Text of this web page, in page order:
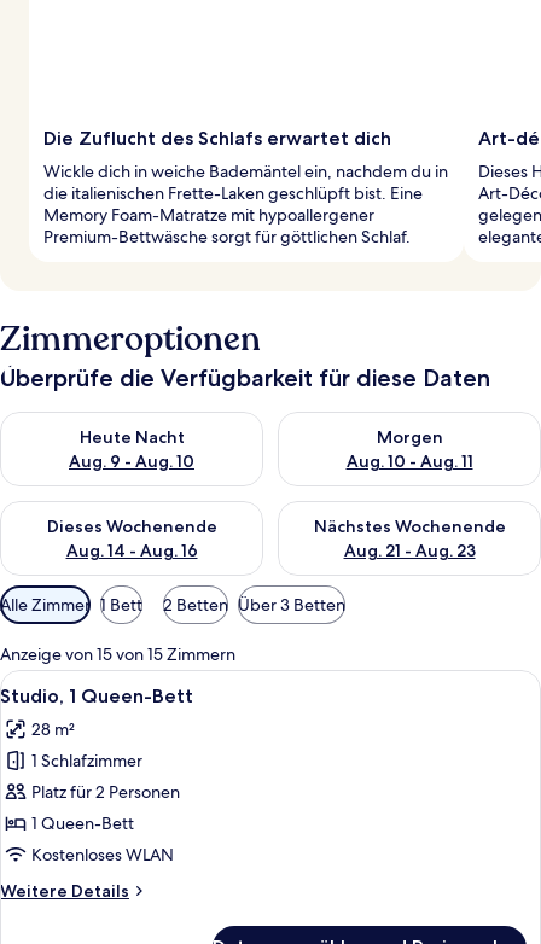
Die Zuflucht des Schlafs erwartet dich
Wickle dich in weiche Bademäntel ein, nachdem du in
die italienischen Frette-Laken geschlüpft bist. Eine
Memory Foam-Matratze mit hypoallergener
Premium-Bettwäsche sorgt für göttlichen Schlaf.
Art-
Dieses
Art-
Zimmeroptionen
Überprüfe die Verfügbarkeit für diese Daten
Heute Nacht
Aug. 9 - Aug. 10
Überprüfe die Verfügbarkeit für heute Nacht, Aug. 9 - Aug.
Morgen
Aug. 10 - Aug. 11
Überprüfe die Verfügbarkeit
Dieses Wochenende
Aug. 14 - Aug. 16
Überprüfe die Verfügbarkeit für dieses Wochenende, Aug. 14
Nächstes Wochenende
Aug. 21 - Aug. 23
Überprüfe die Verfügbarkeit
Verfügbare
Filter
für
Zimmer
Alle Zimmer 1 Bett 2 Betten Über 3 Betten
Anzeige von 15 von 15 Zimmern
Alle
Fotos
für
Studio,
1
Queen-
Bett
Ein modernes Schlafzimmer mit
8
Studio, 1 Queen-Bett
28 m²
1 Schlafzimmer
Platz für 2 Personen
1 Queen-Bett
Kostenloses WLAN
Weitere Details
Weitere